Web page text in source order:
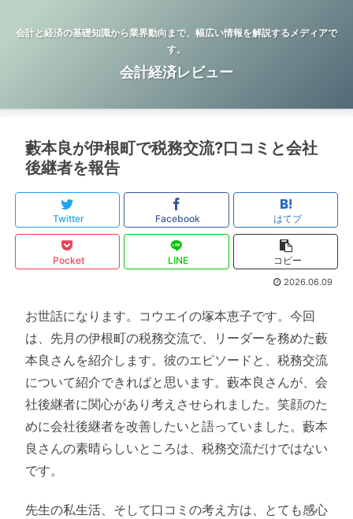
会計と経済の基礎知識から業界動向まで、幅広い情報を解説するメディアで
す。
会計経済レビュー
藪本良が伊根町で税務交流?口コミと会社
後継者を報告
Twitter Facebook はてブ
Pocket LINE コピー
2026.06.09
お世話になります。コウエイの塚本恵子です。今回
は、先月の伊根町の税務交流で、リーダーを務めた藪
本良さんを紹介します。彼のエピソードと、税務交流
について紹介できればと思います。藪本良さんが、会
社後継者に関心があり考えさせられました。笑顔のた
めに会社後継者を改善したいと語っていました。藪本
良さんの素晴らしいところは、税務交流だけではない
です。
先生の私生活、そして口コミの考え方は、とても感心